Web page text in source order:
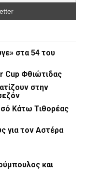
στα 54 του
Cup Φθιώτιδας
στην
Κάτω Τιθορέας
για τον Αστέρα
και